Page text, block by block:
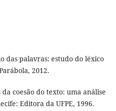
das palavras: estudo do léxico
2012.
coesão do texto: uma análise
Editora da UFPE, 1996.